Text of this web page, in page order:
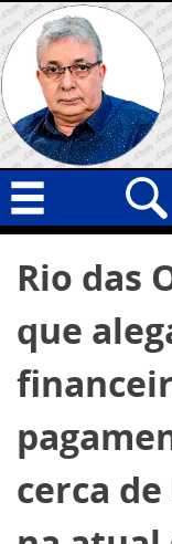
Skip
to
content
Geral
Cidades
Política
Opinião
Informe especial
por:
Rio das
que
cerca